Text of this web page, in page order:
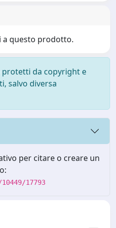
a questo prodotto.
protetti da copyright e
salvo diversa
per citare o creare un
17793